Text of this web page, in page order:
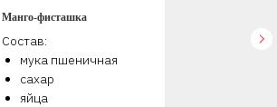
Манго-фисташка
Состав:
мука пшеничная
сахар
яйца